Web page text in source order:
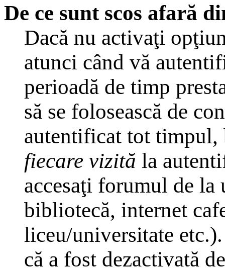
De ce sunt scos afară
Dacă nu activaţi
atunci când vă
perioadă de timp
să se folosească de
autentificat tot
fiecare vizită la
accesaţi forumul de
bibliotecă, internet
liceu/universitate
că a fost dezactivată